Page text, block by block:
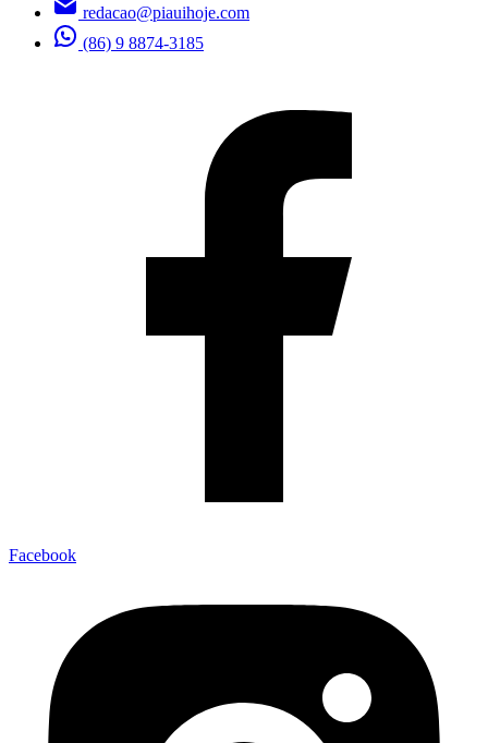
redacao@piauihoje.com
(86) 9 8874-3185
Facebook